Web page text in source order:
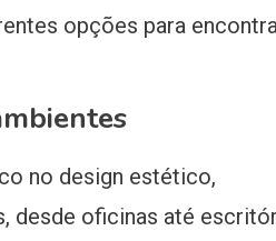
opções para
no design estético,
desde oficinas até